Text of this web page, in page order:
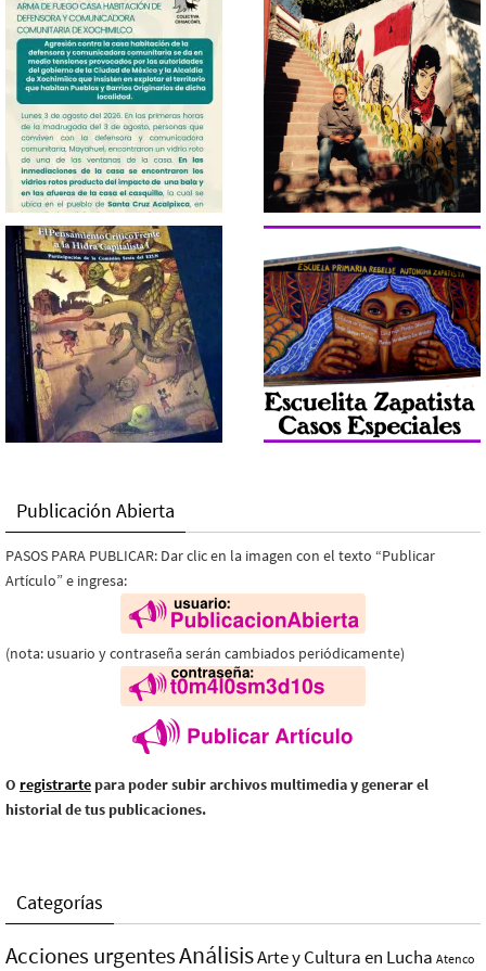
Publicación Abierta
PASOS PARA PUBLICAR: Dar clic en la imagen con el texto “Publicar
Artículo” e ingresa:
(nota: usuario y contraseña serán cambiados periódicamente)
O registrarte para poder subir archivos multimedia y generar el
historial de tus publicaciones.
Categorías
Acciones urgentesAnálisisArte y Cultura en Lucha Atenco